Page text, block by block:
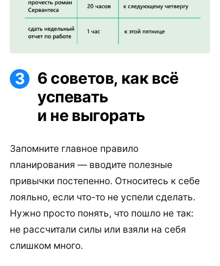
6 советов, как всё
успевать
и не выгорать
Запомните главное правило
планирования — вводите полезные
привычки постепенно. Относитесь к себе
лояльно, если что-то не успели сделать.
Нужно просто понять, что пошло не так:
не рассчитали силы или взяли на себя
слишком много.